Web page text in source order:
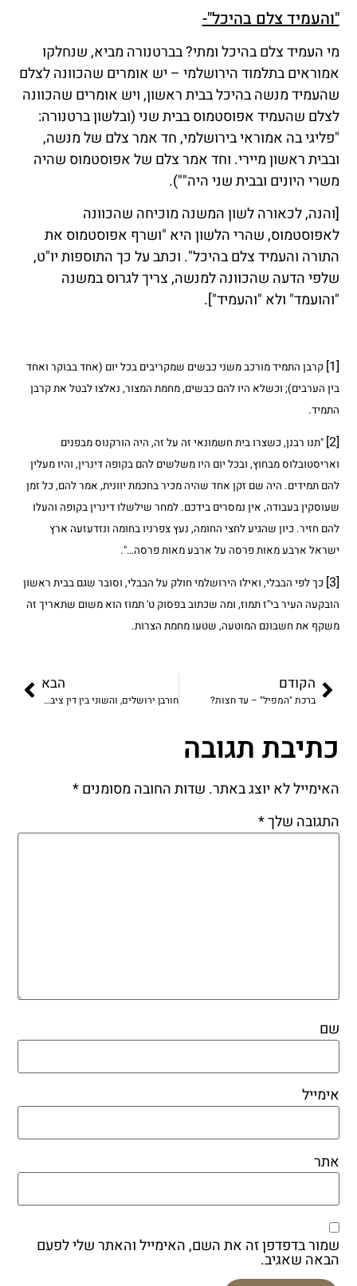
"והעמיד צלם בהיכל"-
מי העמיד צלם בהיכל ומתי? בברטנורה מביא, שנחלקו
אמוראים בתלמוד הירושלמי – יש אומרים שהכוונה לצלם
שהעמיד מנשה בהיכל בבית ראשון, ויש אומרים שהכוונה
לצלם שהעמיד אפוסטמוס בבית שני (ובלשון ברטנורה:
"פליגי בה אמוראי בירושלמי, חד אמר צלם של מנשה,
ובבית ראשון מיירי. וחד אמר צלם של אפוסטמוס שהיה
משרי היונים ובבית שני היה"").
[והנה, לכאורה לשון המשנה מוכיחה שהכוונה
לאפוסטמוס, שהרי הלשון היא "ושרף אפוסטמוס את
התורה והעמיד צלם בהיכל". וכתב על כך התוספות יו"ט,
שלפי הדעה שהכוונה למנשה, צריך לגרוס במשנה
"והועמד" ולא "והעמיד"].
[1]
קרבן התמיד מורכב משני כבשים שמקריבים בכל יום (אחד בבוקר ואחד
בין הערבים); וכשלא היו להם כבשים, מחמת המצור, נאלצו לבטל את קרבן
התמיד.
[2]
"תנו רבנן, כשצרו בית חשמונאי זה על זה, היה הורקנוס מבפנים
ואריסטובלוס מבחוץ, ובכל יום היו משלשים להם בקופה דינרין, והיו מעלין
להם תמידים. היה שם זקן אחד שהיה מכיר בחכמת יוונית, אמר להם, כל זמן
שעוסקין בעבודה, אין נמסרים בידכם. למחר שילשלו דינרין בקופה והעלו
להם חזיר. כיון שהגיע לחצי החומה, נעץ צפרניו בחומה ונזדעזעה ארץ
ישראל ארבע מאות פרסה על ארבע מאות פרסה…".
[3]
כך לפי הבבלי, ואילו הירושלמי חולק על הבבלי, וסובר שגם בבית ראשון
הובקעה העיר בי"ז תמוז, ומה שכתוב בפסוק ט' תמוז הוא משום שתאריך זה
משקף את חשבונם המוטעה, שטעו מחמת הצרות.
הקודם
ברכת "המפיל" – עד חצות?
הבא
חורבן ירושלים, והשוני בין דין ציבור לדין יחיד
כתיבת תגובה
האימייל לא יוצג באתר. שדות החובה מסומנים*
התגובה שלך*
שם
אימייל
אתר
שמור בדפדפן זה את השם, האימייל והאתר שלי לפעם
הבאה שאגיב.